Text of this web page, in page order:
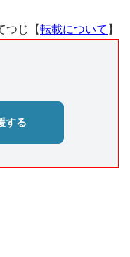
つじ【転載について 】